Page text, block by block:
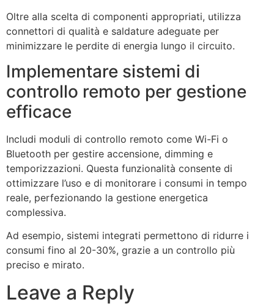
Oltre alla scelta di componenti appropriati, utilizza
connettori di qualità e saldature adeguate per
minimizzare le perdite di energia lungo il circuito.
Implementare sistemi di
controllo remoto per gestione
efficace
Includi moduli di controllo remoto come Wi-Fi o
Bluetooth per gestire accensione, dimming e
temporizzazioni. Questa funzionalità consente di
ottimizzare l’uso e di monitorare i consumi in tempo
reale, perfezionando la gestione energetica
complessiva.
Ad esempio, sistemi integrati permettono di ridurre i
consumi fino al 20-30%, grazie a un controllo più
preciso e mirato.
Leave a Reply